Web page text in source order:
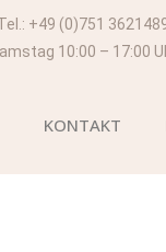
+49 (0)751
10:00 – 17:00
KONTAKT